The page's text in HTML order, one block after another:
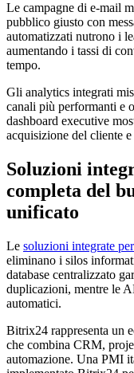
Le campagne di e-mail
pubblico giusto con
automatizzati nutrono i
aumentando i tassi di
tempo.
Gli analytics integrati
canali più performanti e
dashboard executive
acquisizione del cliente
Soluzioni
completa del
unificato
Le soluzioni integrate
eliminano i silos
database centralizzato
duplicazioni, mentre le
automatici.
Bitrix24 rappresenta un
che combina CRM,
automazione. Una PMI